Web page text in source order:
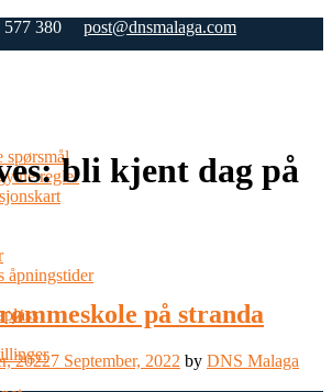
380 post@dnsmalaga.com
spørsmål
regler
åpningstider
bli kjent dag på
på stranda
20227 September, 2022 by DNS Malaga